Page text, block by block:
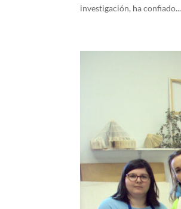
investigación, ha confiado...